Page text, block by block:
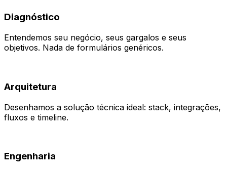
Diagnóstico
Entendemos seu negócio, seus gargalos e seus
objetivos. Nada de formulários genéricos.
Arquitetura
Desenhamos a solução técnica ideal: stack, integrações,
fluxos e timeline.
Engenharia